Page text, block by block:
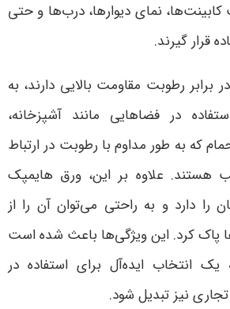
نمای دیوارها، درب‌ها و حتی
قرار گیرند.
رطوبت مقاومت بالایی دارند، به
در فضاهایی مانند آشپزخانه،
که به طور مداوم با رطوبت در ارتباط
هستند. علاوه بر این، ورق هایمپک
را دارد و به راحتی می‌توان آن را از
پاک کرد. این ویژگی‌ها باعث شده است
انتخاب ایده‌آل برای استفاده در
نیز تبدیل شود.